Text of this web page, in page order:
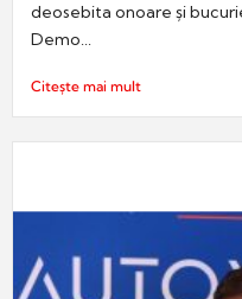
deosebita onoare și
Demo...
Citește mai mult